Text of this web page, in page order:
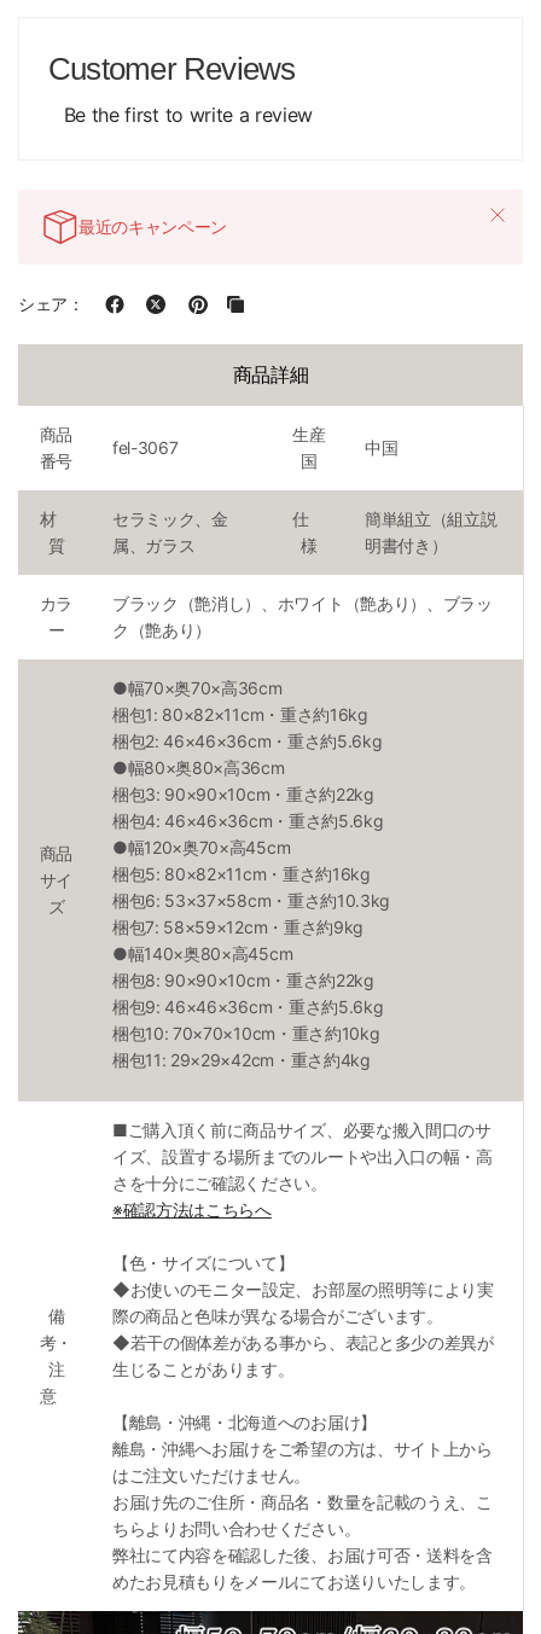
Customer Reviews
Be the first to write a review
最近のキャンペーン
シェア：
商品詳細
商品
番号
fel-3067
生産
国
中国
材
質
セラミック、金
属、ガラス
仕
様
簡単組立（組立説
明書付き）
カラ
ー
ブラック（艶消し）、ホワイト（艶あり）、ブラッ
ク（艶あり）
商品
サイ
ズ
●幅70×奥70×高36cm
梱包1: 80×82×11cm・重さ約16kg
梱包2: 46×46×36cm・重さ約5.6kg
●幅80×奥80×高36cm
梱包3: 90×90×10cm・重さ約22kg
梱包4: 46×46×36cm・重さ約5.6kg
●幅120×奥70×高45cm
梱包5: 80×82×11cm・重さ約16kg
梱包6: 53×37×58cm・重さ約10.3kg
梱包7: 58×59×12cm・重さ約9kg
●幅140×奥80×高45cm
梱包8: 90×90×10cm・重さ約22kg
梱包9: 46×46×36cm・重さ約5.6kg
梱包10: 70×70×10cm・重さ約10kg
梱包11: 29×29×42cm・重さ約4kg
備
考・
注
意
■ご購入頂く前に商品サイズ、必要な搬入間口のサ
イズ、設置する場所までのルートや出入口の幅・高
さを十分にご確認ください。
※確認方法はこちらへ
【色・サイズについて】
◆お使いのモニター設定、お部屋の照明等により実
際の商品と色味が異なる場合がございます。
◆若干の個体差がある事から、表記と多少の差異が
生じることがあります。
【離島・沖縄・北海道へのお届け】
離島・沖縄へお届けをご希望の方は、サイト上から
はご注文いただけません。
お届け先のご住所・商品名・数量を記載のうえ、こ
ちらよりお問い合わせください。
弊社にて内容を確認した後、お届け可否・送料を含
めたお見積もりをメールにてお送りいたします。